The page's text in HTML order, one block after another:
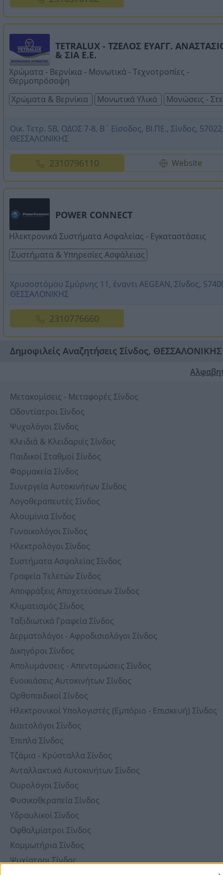
TETRALUX - ΤΖΕΛΟΣ ΕΥΑΓΓ.
& ΣΙΑ Ε.Ε.
Χρώματα - Βερνίκια - Μονωτικά - Τεχνοτροπίες -
Θερμοπρόσοψη
Χρώματα & Βερνίκια
Μονωτικά Υλικά Μονώσεις -
Οικ. Τετρ. 5Β, ΟΔΟΣ 7-8, Β΄ Είσοδος, ΒΙ.ΠΕ., Σίνδος,
ΘΕΣΣΑΛΟΝΙΚΗΣ
2310796110 Website
POWER CONNECT
Ηλεκτρονικά Συστήματα Ασφαλείας - Εγκαταστάσεις
Συστήματα & Υπηρεσίες Ασφάλειας
Χρυσοστόμου Σμύρνης 11, έναντι AEGEAN, Σίνδος,
ΘΕΣΣΑΛΟΝΙΚΗΣ
2310776660
Δημοφιλείς Αναζητήσεις Σίνδος, ΘΕΣΣΑΛΟΝΙΚΗΣ
Μετακομίσεις - Μεταφορές Σίνδος
Οδοντίατροι Σίνδος
Ψυχολόγοι Σίνδος
Κλειδιά & Κλειδαριές Σίνδος
Παιδικοί Σταθμοί Σίνδος
Φαρμακεία Σίνδος
Συνεργεία Αυτοκινήτων Σίνδος
Λογοθεραπευτές Σίνδος
Αλουμίνια Σίνδος
Γυναικολόγοι Σίνδος
Ηλεκτρολόγοι Σίνδος
Συστήματα Ασφαλείας Σίνδος
Γραφεία Τελετών Σίνδος
Αποφράξεις Αποχετεύσεων Σίνδος
Κλιματισμός Σίνδος
Ταξιδιωτικά Γραφεία Σίνδος
Δερματολόγοι - Αφροδισιολόγοι Σίνδος
Δικηγόροι Σίνδος
Απολυμάνσεις - Απεντομώσεις Σίνδος
Ενοικιάσεις Αυτοκινήτων Σίνδος
Ορθοπαιδικοί Σίνδος
Ηλεκτρονικοί Υπολογιστές (Εμπόριο - Επισκευή) Σίνδος
Διαιτολόγοι Σίνδος
Έπιπλα Σίνδος
Τζάμια - Κρύσταλλα Σίνδος
Ανταλλακτικά Αυτοκινήτων Σίνδος
Ουρολόγοι Σίνδος
Φυσικοθεραπεία Σίνδος
Υδραυλικοί Σίνδος
Οφθαλμίατροι Σίνδος
Κομμωτήρια Σίνδος
Ψυχίατροι Σίνδος